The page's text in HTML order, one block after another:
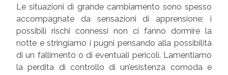
Le situazioni di grande cambiamento sono spesso
accompagnate da sensazioni di apprensione; i
possibili rischi connessi non ci fanno dormire la
notte e stringiamo i pugni pensando alla possibilità
di un fallimento o di eventuali pericoli. Lamentiamo
la perdita di controllo di un’esistenza comoda e